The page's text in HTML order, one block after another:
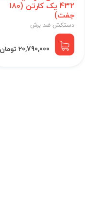
432 یک کارتن (180
جفت)
دستکش ضد برش
20,790,000 تومان